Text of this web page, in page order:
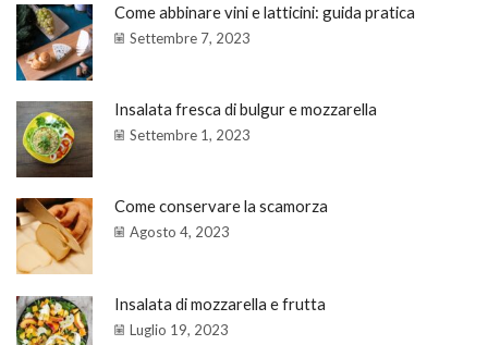
Come abbinare vini e latticini: guida pratica
Settembre 7, 2023
Insalata fresca di bulgur e mozzarella
Settembre 1, 2023
Come conservare la scamorza
Agosto 4, 2023
Insalata di mozzarella e frutta
Luglio 19, 2023